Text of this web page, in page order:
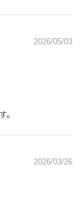
2026/05/03
。
2026/03/26